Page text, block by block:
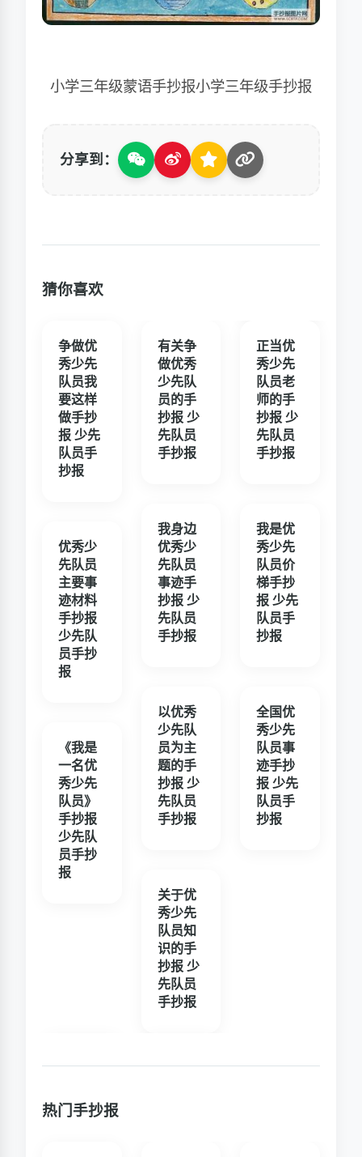
小学三年级蒙语手抄报小学三年级手抄报
分享到：
猜你喜欢
争做优
秀少先
队员我
要这样
做手抄
报 少先
队员手
抄报
优秀少
先队员
主要事
迹材料
手抄报
少先队
员手抄
报
《我是
一名优
秀少先
队员》
手抄报
少先队
员手抄
报
有关争
做优秀
少先队
员的手
抄报 少
先队员
手抄报
我身边
优秀少
先队员
事迹手
抄报 少
先队员
手抄报
以优秀
少先队
员为主
题的手
抄报 少
先队员
手抄报
关于优
秀少先
队员知
识的手
抄报 少
先队员
手抄报
正当优
秀少先
队员老
师的手
抄报 少
先队员
手抄报
我是优
秀少先
队员价
梯手抄
报 少先
队员手
抄报
全国优
秀少先
队员事
迹手抄
报 少先
队员手
抄报
热门手抄报